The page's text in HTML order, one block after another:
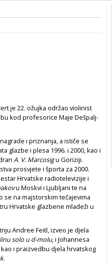
je 22. ožujka održao violinist
kod profesorice Maje Dešpalj-
i priznanja, a ističe se
glazbe i plesa 1996. i 2000, kao i
A. V. Marcosigu Goriziji.
prosvjete i športa za 2000.
Hrvatske radiotelevizije i
u Moskvi i Ljubljani te na
se na majstorskim tečajevima
Hrvatske glazbene mladeži u
Andree Feitl, izveo je djela
solo u d-molu, i Johannesa
kao i praizvedbu djela hrvatskog
.